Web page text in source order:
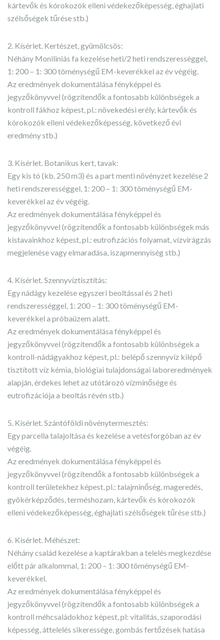
kártevők és kórokozók elleni védekezőképesség, éghajlati
szélsőségek tűrése stb.)
2. Kísérlet. Kertészet, gyümölcsös:
Néhány Moniliniás fa kezelése heti/2 heti rendszerességgel,
1: 200 – 1: 300 töménységű EM-keverékkel az év végéig.
Az eredmények dokumentálása fényképpel és
jegyzőkönyvvel (rögzítendők a fontosabb különbségek a
kontroll fákhoz képest, pl.: növekedési erély, kártevők és
kórokozók elleni védekezőképesség, következő évi
eredmény stb.)
3. Kísérlet. Botanikus kert, tavak:
Egy kis tó (kb. 250 m3) és a part menti növényzet kezelése 2
heti rendszerességgel, 1: 200 – 1: 300 töménységű EM-
keverékkel az év végéig.
Az eredmények dokumentálása fényképpel és
jegyzőkönyvvel (rögzítendők a fontosabb különbségek más
kistavainkhoz képest, pl.: eutrofizációs folyamat, vízvirágzás
megjelenése vagy elmaradása, iszapmennyiség stb.)
4. Kísérlet. Szennyvíztisztítás:
Egy nádágy kezelése egyszeri beoltással és 2 heti
rendszerességgel, 1: 200 – 1: 300 töménységű EM-
keverékkel a próbaüzem alatt.
Az eredmények dokumentálása fényképpel és
jegyzőkönyvvel (rögzítendők a fontosabb különbségek a
kontroll-nádágyakhoz képest, pl.: belépő szennyvíz kilépő
tisztított víz kémia, biológiai tulajdonságai laboreredmények
alapján, érdekes lehet az utótározó vízminősége és
eutrofizációja a beoltás révén stb.)
5. Kísérlet. Szántóföldi növénytermesztés:
Egy parcella talajoltása és kezelése a vetésforgóban az év
végéig.
Az eredmények dokumentálása fényképpel és
jegyzőkönyvvel (rögzítendők a fontosabb különbségek a
kontroll területekhez képest, pl.: talajminőség, mageredés,
gyökérképződés, terméshozam, kártevők és kórokozók
elleni védekezőképesség, éghajlati szélsőségek tűrése stb.)
6. Kísérlet. Méhészet:
Néhány család kezelése a kaptárakban a telelés megkezdése
előtt pár alkalommal, 1: 200 – 1: 300 töménységű EM-
keverékkel.
Az eredmények dokumentálása fényképpel és
jegyzőkönyvvel (rögzítendők a fontosabb különbségek a
kontroll méhcsaládokhoz képest, pl: vitalitás, szaporodási
képesség, áttelelés sikeressége, gombás fertőzések hatása